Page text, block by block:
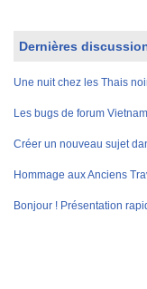
Dernières
Une nuit chez les Thais
Les bugs de forum Vietnam
Créer un nouveau sujet
Hommage aux Anciens
Bonjour ! Présentation